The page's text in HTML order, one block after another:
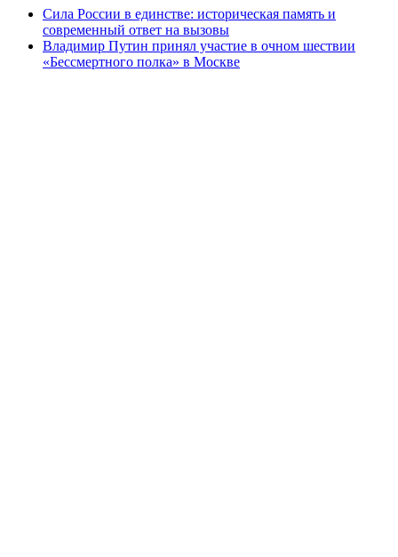
Сила России в единстве: историческая память и
современный ответ на вызовы
Владимир Путин принял участие в очном шествии
«Бессмертного полка» в Москве